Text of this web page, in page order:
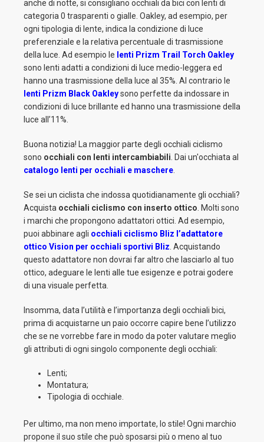
anche di notte, si consigliano occhiali da bici con lenti di
categoria 0 trasparenti o gialle. Oakley, ad esempio, per
ogni tipologia di lente, indica la condizione di luce
preferenziale e la relativa percentuale di trasmissione
della luce. Ad esempio le lenti Prizm Trail Torch Oakley
sono lenti adatti a condizioni di luce medio-leggera ed
hanno una trasmissione della luce al 35%. Al contrario le
lenti Prizm Black Oakleysono perfette da indossare in
condizioni di luce brillante ed hanno una trasmissione della
luce all’11%.
Buona notizia! La maggior parte degli occhiali ciclismo
sono occhiali con lenti intercambiabili . Dai un'occhiata al
catalogo lenti per occhiali e maschere
Se sei un ciclista che indossa quotidianamente gli occhiali?
Acquista occhiali ciclismo con inserto ottico . Molti sono
i marchi che propongono adattatori ottici. Ad esempio,
puoi abbinare agli occhiali ciclismo Bliz l’adattatore
ottico Vision per occhiali sportivi Bliz . Acquistando
questo adattatore non dovrai far altro che lasciarlo al tuo
ottico, adeguare le lenti alle tue esigenze e potrai godere
di una visuale perfetta.
Insomma, data l’utilità e l’importanza degli occhiali bici,
prima di acquistarne un paio occorre capire bene l’utilizzo
che se ne vorrebbe fare in modo da poter valutare meglio
gli attributi di ogni singolo componente degli occhiali:
Lenti;
Montatura;
Tipologia di occhiale.
Per ultimo, ma non meno importate, lo stile! Ogni marchio
propone il suo stile che può sposarsi più o meno al tuo